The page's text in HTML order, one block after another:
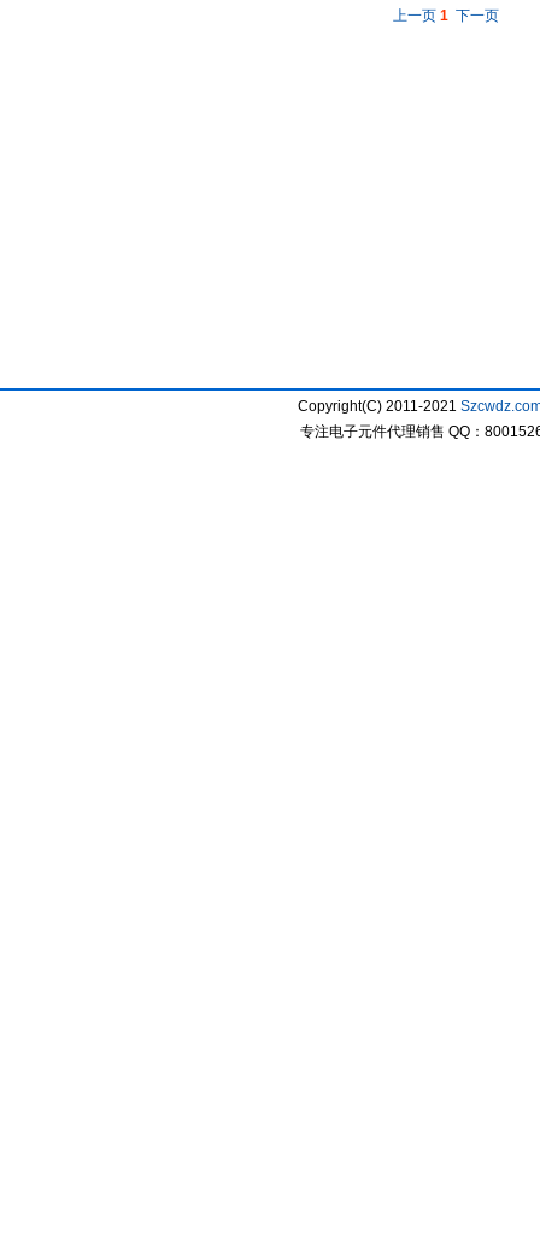
上一页 1 下一页
Copyright(C) 2011-2021
专注电子元件代理销售 QQ：